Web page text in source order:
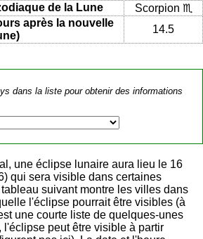
de la Lune
Scorpion ♏
après la nouvelle
14.5
dans la liste pour obtenir des informations
une éclipse lunaire aura lieu le 16
qui sera visible dans certaines
suivant montre les villes dans
l'éclipse pourrait être visibles (à
une courte liste de quelques-unes
peut être visible à partir